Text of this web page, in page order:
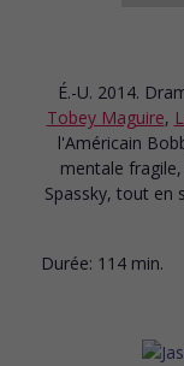
É.-U. 2014.
Tobey Maguire,
l'Américain
mentale
Spassky, tout en
Durée: 114 min.